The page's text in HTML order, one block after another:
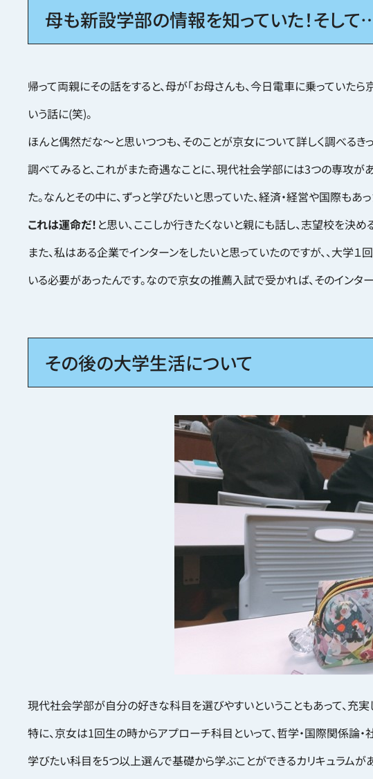
母も新設学部の情報を知っていた！そして
帰って両親にその話をすると、母が「お母さんも、今日電車に乗っていた
いう話に(笑)。
ほんと偶然だな〜と思いつつも、そのことが京女について詳しく調べるき
調べてみると、これがまた奇遇なことに、現代社会学部には3つの専攻があ
た。なんとその中に、ずっと学びたいと思っていた、経済・経営や国際もあっ
これは運命だ！ と思い、ここしか行きたくないと親にも話し、志望校を決め
また、私はある企業でインターンをしたいと思っていたのですが、、大学
いる必要があったんです。なので京女の推薦入試で受かれば、そのインタ
その後の大学生活について
現代社会学部が自分の好きな科目を選びやすいということもあって、充実
特に、京女は1回生の時からアプローチ科目といって、哲学・国際関係論・
学びたい科目を5つ以上選んで基礎から学ぶことができるカリキュラムがあ